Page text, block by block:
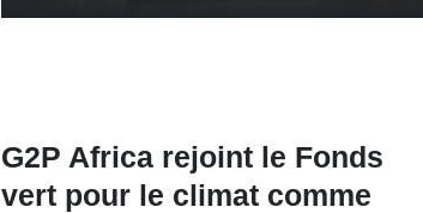
G2P Africa rejoint le Fonds
vert pour le climat comme